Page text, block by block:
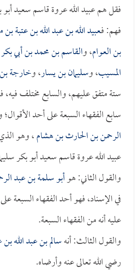
فقل هم عبيد الله عروة قاسم سعيد
فهم: فـعبيد الله بن عبد الله بن عتبة
بن العوام، والقاسم بن محمد بن أبي
المسيب، وسليمان بن يسار، وخارجة
ستة متفق عليهم، والسابع مختلف فيه، فـ
سابع الفقهاء السبعة على أحد
الرحمن بن الحارث بن هشام، وهو
عبيد الله عروة قاسم سعيد أبو بكر
والقول الثاني: هوأبو سلمة بن عبد
في الإسناد، فهو أحد الفقهاء السبعة
عليه أنه من الفقهاء السبعة.
والقول الثالث: أنهسالم بن عبد الله
رضي الله تعالى عنه وأرضاه.